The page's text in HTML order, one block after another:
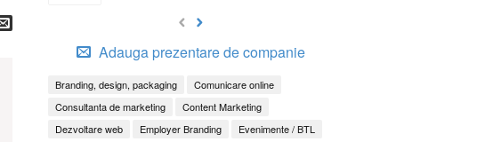
Adauga prezentare de companie
Branding, design, packaging
Comunicare online
Consultanta de marketing
Content Marketing
Dezvoltare web
Employer Branding
Evenimente / BTL